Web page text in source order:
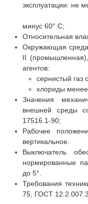
эксплуатации: не
минус 60° С;
Относительная
Окружающая
II (промышленная),
агентов:
сернистый газ
хлориды
Значения
внешней среды
17516.1-90;
Рабочее
вертикальное.
Выключатель
нормированные
до 5°.
Требования
75, ГОСТ